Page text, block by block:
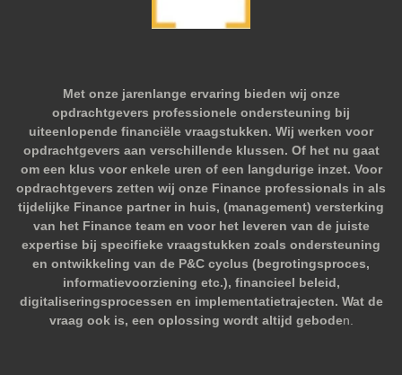
Met onze jarenlange ervaring bieden wij onze
opdrachtgevers professionele ondersteuning bij
uiteenlopende financiële vraagstukken. Wij werken voor
opdrachtgevers aan verschillende klussen. Of het nu gaat
om een klus voor enkele uren of een langdurige inzet. Voor
opdrachtgevers zetten wij onze Finance professionals in als
tijdelijke Finance partner in huis, (management) versterking
van het Finance team en voor het leveren van de juiste
expertise bij specifieke vraagstukken zoals ondersteuning
en ontwikkeling van de P&C cyclus (begrotingsproces,
informatievoorziening etc.), financieel beleid,
digitaliseringsprocessen en implementatietrajecten. Wat de
vraag ook is, een oplossing wordt altijd geboden.